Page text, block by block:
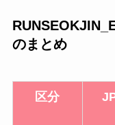
のまとめ
区分